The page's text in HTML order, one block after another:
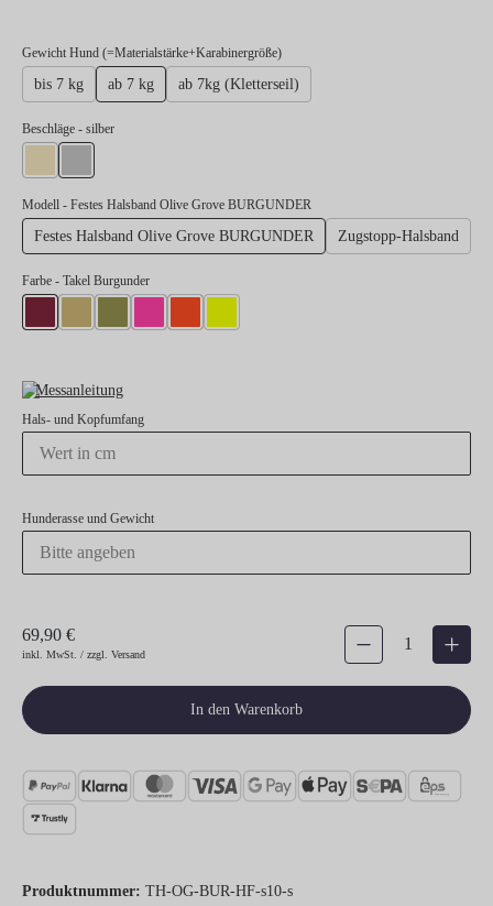
Gewicht Hund (=Materialstärke+Karabinergröße)auswählen
bis 7 kg ab 7 kg ab 7kg (Kletterseil)
Beschlägeauswählen
- silber
Modell - Festes Halsband Olive Grove BURGUNDER
Festes Halsband Olive Grove BURGUNDER Zugstopp-Halsband
Farbe - Takel Burgunder
Messanleitung
Hals- und Kopfumfang
Hunderasse und Gewicht
69,90 €
inkl. MwSt. / zzgl. Versand
Produkt Anzahl: Gib den
In den Warenkorb
Produktnummer: TH-OG-BUR-HF-s10-s